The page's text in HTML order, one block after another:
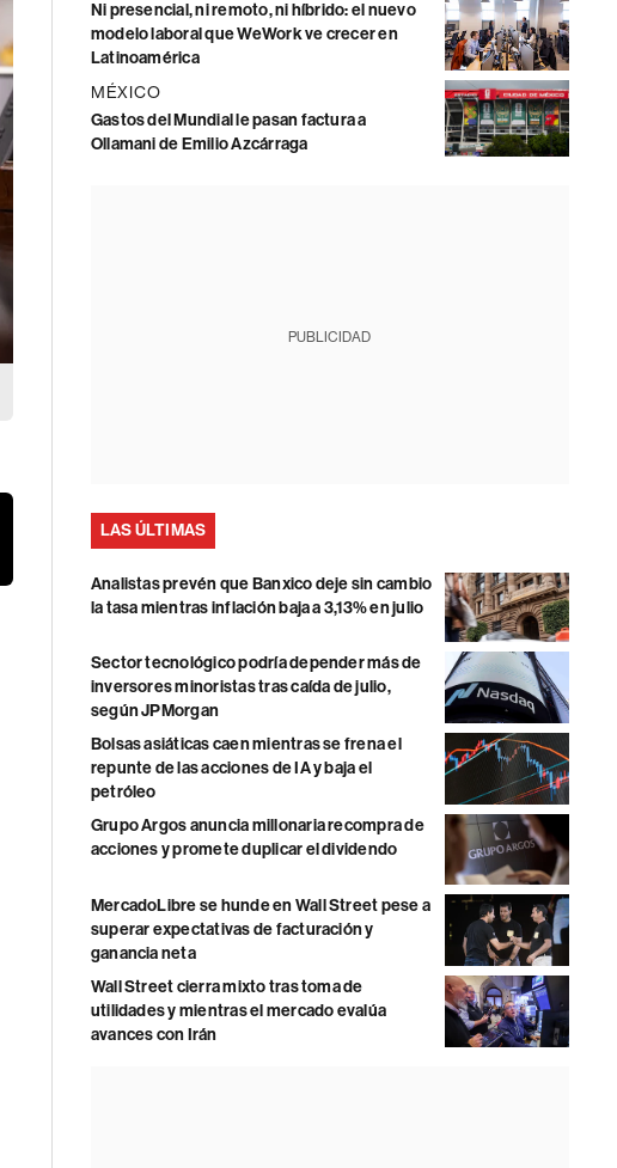
Ni presencial, ni remoto, ni híbrido: el nuevo
modelo laboral que WeWork ve crecer en
Latinoamérica
MÉXICO
Gastos del Mundial le pasan factura a
Ollamani de Emilio Azcárraga
PUBLICIDAD
LAS ÚLTIMAS
Analistas prevén que Banxico deje sin cambio
la tasa mientras inflación baja a 3,13% en julio
Sector tecnológico podría depender más de
inversores minoristas tras caída de julio,
según JPMorgan
Bolsas asiáticas caen mientras se frena el
repunte de las acciones de IA y baja el
petróleo
Grupo Argos anuncia millonaria recompra de
acciones y promete duplicar el dividendo
MercadoLibre se hunde en Wall Street pese a
superar expectativas de facturación y
ganancia neta
Wall Street cierra mixto tras toma de
utilidades y mientras el mercado evalúa
avances con Irán